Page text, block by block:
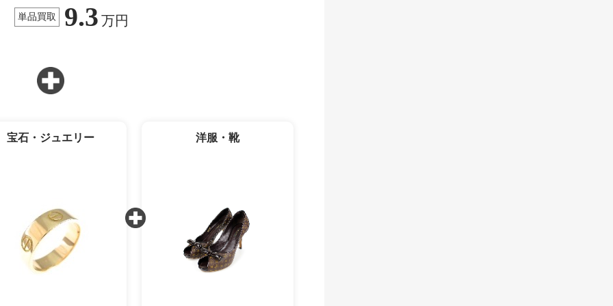
単品買取 9.3 万円
宝石・ジュエリー 洋服・靴